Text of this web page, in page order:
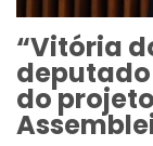
“Vitória
do